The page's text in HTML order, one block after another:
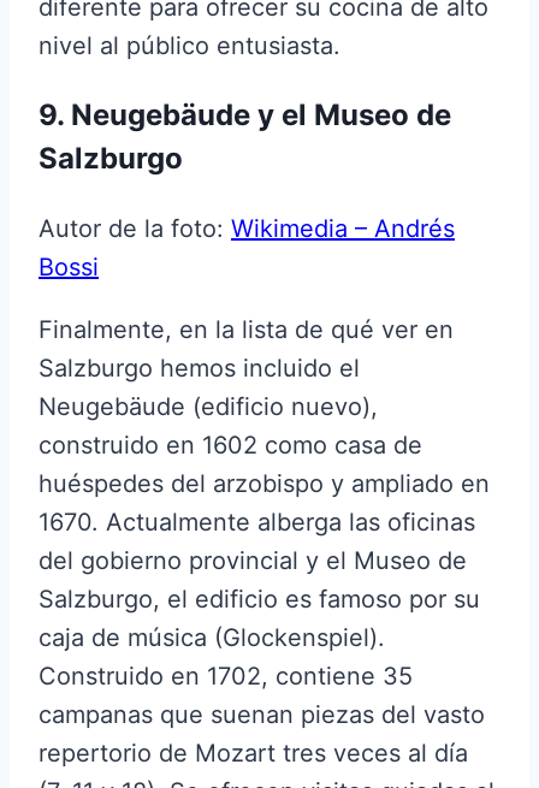
diferente para ofrecer su cocina de alto
nivel al público entusiasta.
9. Neugebäude y el Museo de
Salzburgo
Autor de la foto: Wikimedia – Andrés
Bossi
Finalmente, en la lista de qué ver en
Salzburgo hemos incluido el
Neugebäude (edificio nuevo),
construido en 1602 como casa de
huéspedes del arzobispo y ampliado en
1670. Actualmente alberga las oficinas
del gobierno provincial y el Museo de
Salzburgo, el edificio es famoso por su
caja de música (Glockenspiel).
Construido en 1702, contiene 35
campanas que suenan piezas del vasto
repertorio de Mozart tres veces al día